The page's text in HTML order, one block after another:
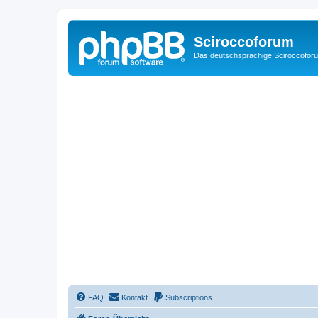
Sciroccoforum
Das deutschsprachige
FAQ Kontakt Subscriptions